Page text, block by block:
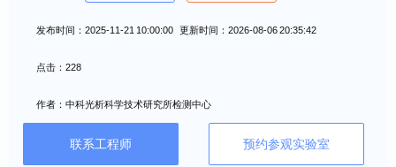
发布时间：2025-11-21 10:00:00 更新时间：2026-08-06 20:35:42
点击：228
作者：中科光析科学技术研究所检测中心
联系工程师 预约参观实验室